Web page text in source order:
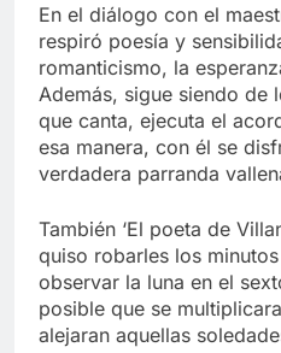
En el diálogo con el
respiró poesía y
romanticismo, la
Además, sigue siendo de
que canta, ejecuta el
esa manera, con él se
verdadera parranda
También ‘El poeta de
quiso robarles los
observar la luna en el
posible que se
alejaran aquellas